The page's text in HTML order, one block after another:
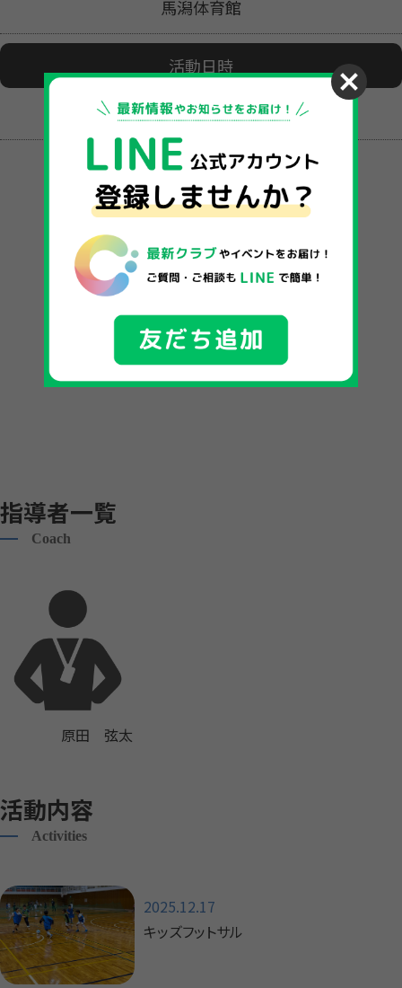
馬潟体育館
活動日時
（日）19:00〜22:00 ※毎週
指導者一覧
Coach
原田 弦太
活動内容
Activities
2025.12.17
キッズフットサル